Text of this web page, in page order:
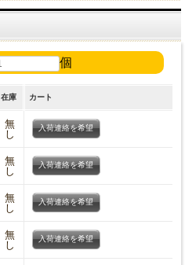
個
在庫 カート
無
し
入荷連絡を希望
無
し
入荷連絡を希望
無
し
入荷連絡を希望
無
し
入荷連絡を希望